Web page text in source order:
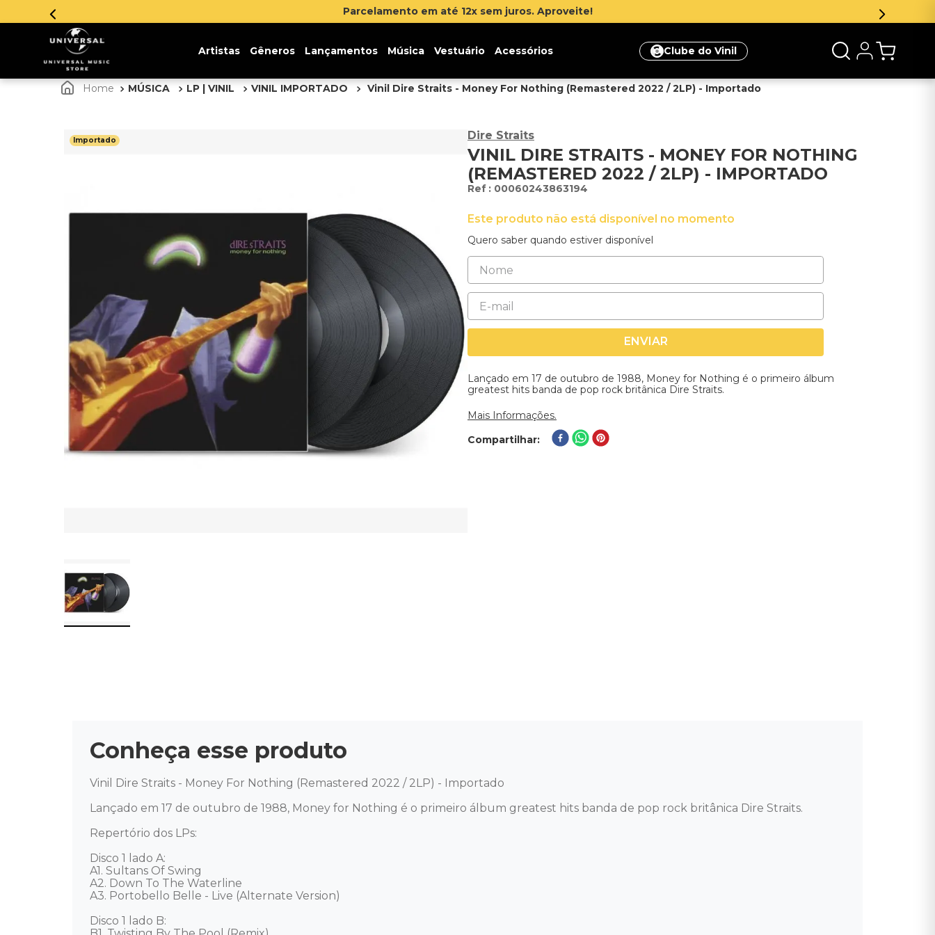
Parcelamento em até 12x sem juros. Aproveite!
Artistas Gêneros Lançamentos Música Vestuário Acessórios Clube do Vinil
MÚSICA LP | VINIL VINIL IMPORTADO Vinil Dire Straits - Money For Nothing (Remastered 2022 / 2LP) - Importado
Importado Dire Straits
VINIL DIRE STRAITS - MONEY FOR NOTHING
(REMASTERED 2022 / 2LP) - IMPORTADO
: 00060243863194
Este produto não está disponível no momento
Quero saber quando estiver disponível
ENVIAR
Lançado em 17 de outubro de 1988, Money for Nothing é o primeiro álbum
greatest hits banda de pop rock britânica Dire Straits.
Mais Informações.
Compartilhar
Conheça esse produto
Vinil Dire Straits - Money For Nothing (Remastered 2022 / 2LP) - Importado
Lançado em 17 de outubro de 1988, Money for Nothing é o primeiro álbum greatest hits banda de pop rock britânica Dire Straits.
Repertório dos LPs:
Disco 1 lado A:
A1. Sultans Of Swing
A2. Down To The Waterline
A3. Portobello Belle - Live (Alternate Version)
Disco 1 lado B: